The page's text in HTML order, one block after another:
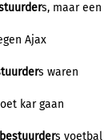
s, maar een
Ajax
s waren
kar gaan
bestuurders voetbal